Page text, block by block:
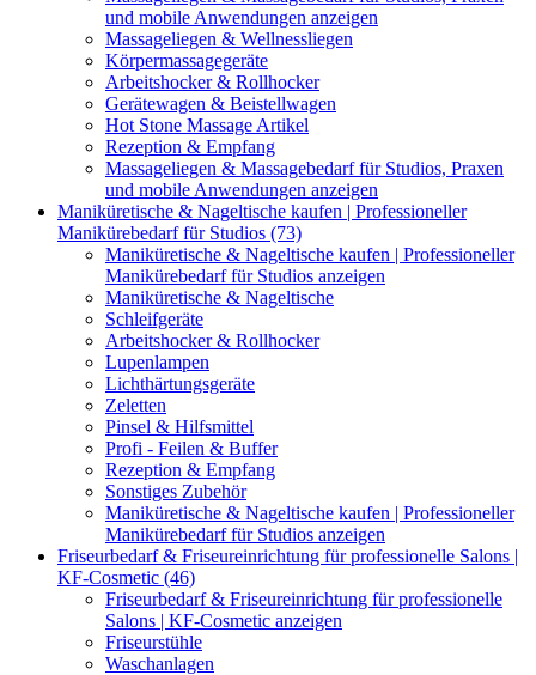
und mobile Anwendungen anzeigen
Massageliegen & Wellnessliegen
Körpermassagegeräte
Arbeitshocker & Rollhocker
Gerätewagen & Beistellwagen
Hot Stone Massage Artikel
Rezeption & Empfang
Massageliegen & Massagebedarf für Studios, Praxen
und mobile Anwendungen anzeigen
Maniküretische & Nageltische kaufen | Professioneller
Manikürebedarf für Studios (73)
Maniküretische & Nageltische kaufen | Professioneller
Manikürebedarf für Studios anzeigen
Maniküretische & Nageltische
Schleifgeräte
Arbeitshocker & Rollhocker
Lupenlampen
Lichthärtungsgeräte
Zeletten
Pinsel & Hilfsmittel
Profi - Feilen & Buffer
Rezeption & Empfang
Sonstiges Zubehör
Maniküretische & Nageltische kaufen | Professioneller
Manikürebedarf für Studios anzeigen
Friseurbedarf & Friseureinrichtung für professionelle Salons |
KF-Cosmetic (46)
Friseurbedarf & Friseureinrichtung für professionelle
Salons | KF-Cosmetic anzeigen
Friseurstühle
Waschanlagen